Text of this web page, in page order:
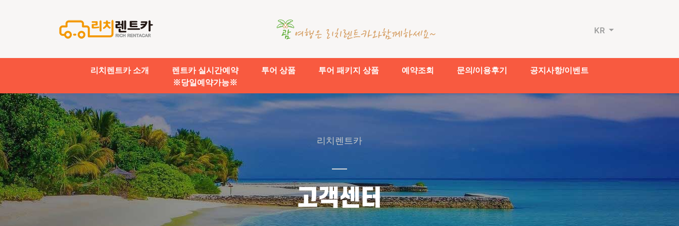
KR
리치렌트카 소개
렌트카 실시간예약
※당일예약가능※
투어 상품 투어 패키지 상품 예약조회 문의/이용후기 공지사항/이벤트
리치렌트카
고객센터